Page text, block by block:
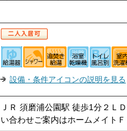
設備・条件アイコンの説明を見る
ＪＲ 須磨浦公園駅 徒歩1分２Ｌ
い合わせご案内はホームメイト